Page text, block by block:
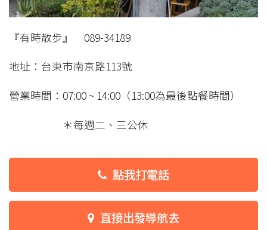
『有時散步』 089-34189
地址：台東市南京路113號
營業時間：07:00 ~ 14:00（13:00為最後點餐時間）
＊每週二、三公休
點我打電話
直接出發導航去